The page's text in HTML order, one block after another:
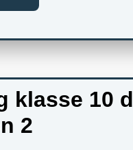
klasse 10
2